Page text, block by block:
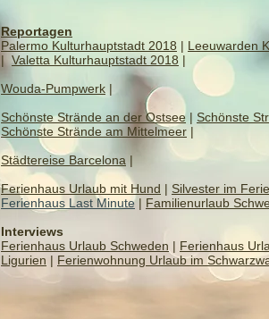
Reportagen
Palermo Kulturhauptstadt 2018 | Leeuwarden
| Valetta Kulturhauptstadt 2018 |
Wouda-Pumpwerk |
Schönste Strände an der Ostsee | Schönste
Schönste Strände am Mittelmeer |
Städtereise Barcelona |
Ferienhaus Urlaub mit Hund | Silvester im
Ferienhaus Last Minute| Familienurlaub
Interviews
Ferienhaus Urlaub Schweden | Ferienhaus
Ligurien | Ferienwohnung Urlaub im